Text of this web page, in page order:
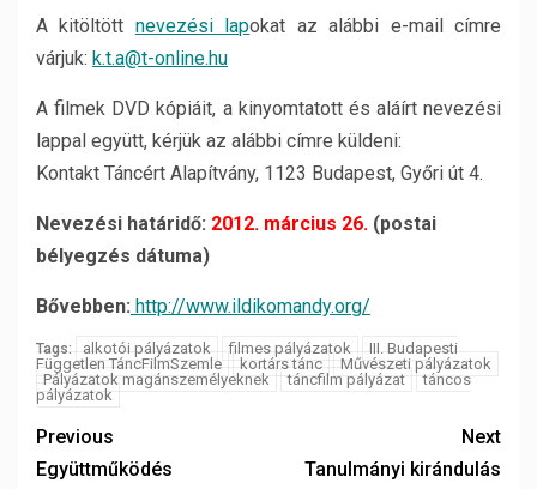
A kitöltött nevezési lapokat az alábbi e-mail címre
várjuk: k.t.a@t-online.hu
A filmek DVD kópiáit, a kinyomtatott és aláírt nevezési
lappal együtt, kérjük az alábbi címre küldeni:
Kontakt Táncért Alapítvány, 1123 Budapest, Győri út 4.
Nevezési határidő: 2012. március 26. (postai
bélyegzés dátuma)
Bővebben: http://www.ildikomandy.org/
Tags: alkotói pályázatok filmes pályázatok
III. Budapesti
Független TáncFilmSzemle
kortárs tánc
Művészeti pályázatok
Pályázatok magánszemélyeknek
táncfilm pályázat
táncos
pályázatok
Previous
Együttműködés
Next
Tanulmányi kirándulás